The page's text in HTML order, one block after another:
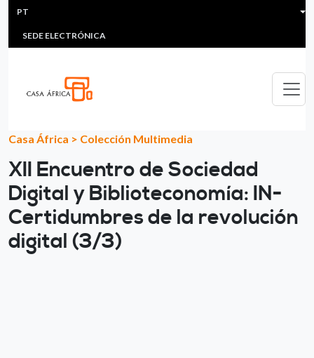
Passar para o conteúdo principal
HEADER MENU
MULTIMEDIA
SEDE ELECTRÓNICA
PT
Casa África > Colección Multimedia
XII Encuentro de Sociedad
Digital y Biblioteconomía: IN-
Certidumbres de la revolución
digital (3/3)